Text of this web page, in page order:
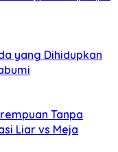
yang Dihidupkan
Tanpa
Liar vs Meja